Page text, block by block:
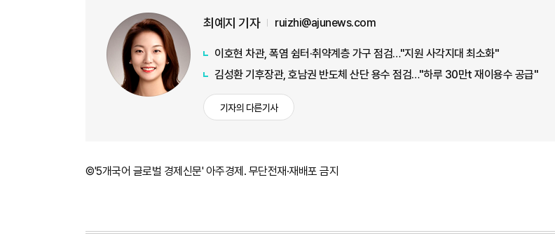
최예지 기자 ruizhi@ajunews.com
이호현 차관, 폭염 쉼터·취약계층 가구 점검…"지원 사각지대 최소화"
김성환 기후장관, 호남권 반도체 산단 용수 점검…"하루 30만t 재이용수 공급"
기자의 다른기사
©'5개국어 글로벌 경제신문' 아주경제. 무단전재·재배포 금지